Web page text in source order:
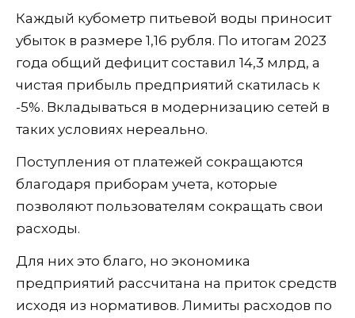
Каждый кубометр питьевой воды приносит
убыток в размере 1,16 рубля. По итогам 2023
года общий дефицит составил 14,3 млрд, а
чистая прибыль предприятий скатилась к
-5%. Вкладываться в модернизацию сетей в
таких условиях нереально.
Поступления от платежей сокращаются
благодаря приборам учета, которые
позволяют пользователям сокращать свои
расходы.
Для них это благо, но экономика
предприятий рассчитана на приток средств
исходя из нормативов. Лимиты расходов по